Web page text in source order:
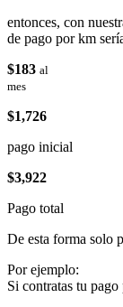
entonces, con
de pago por km
$183 al
mes
$1,726
pago inicial
$3,922
Pago total
De esta forma solo
Por ejemplo:
Si contratas tu